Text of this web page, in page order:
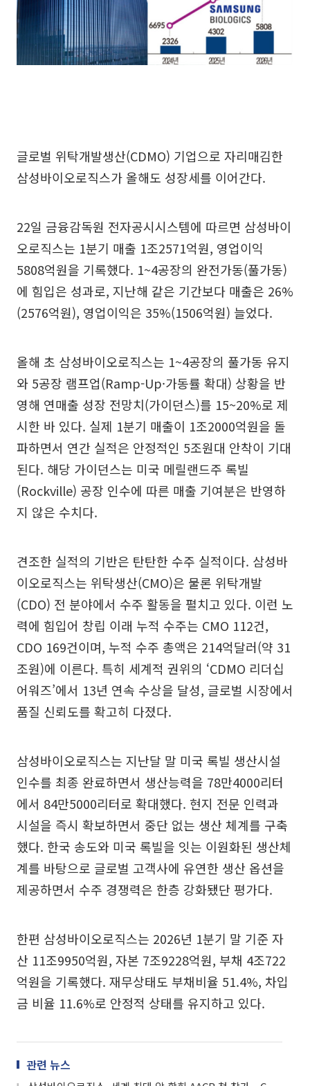
글로벌 위탁개발생산(CDMO) 기업으로 자리매김한
삼성바이오로직스가 올해도 성장세를 이어간다.
22일 금융감독원 전자공시시스템에 따르면 삼성바이
오로직스는 1분기 매출 1조2571억원, 영업이익
5808억원을 기록했다. 1~4공장의 완전가동(풀가동)
에 힘입은 성과로, 지난해 같은 기간보다 매출은 26%
(2576억원), 영업이익은 35%(1506억원) 늘었다.
올해 초 삼성바이오로직스는 1~4공장의 풀가동 유지
와 5공장 램프업(Ramp-Up·가동률 확대) 상황을 반
영해 연매출 성장 전망치(가이던스)를 15~20%로 제
시한 바 있다. 실제 1분기 매출이 1조2000억원을 돌
파하면서 연간 실적은 안정적인 5조원대 안착이 기대
된다. 해당 가이던스는 미국 메릴랜드주 록빌
(Rockville) 공장 인수에 따른 매출 기여분은 반영하
지 않은 수치다.
견조한 실적의 기반은 탄탄한 수주 실적이다. 삼성바
이오로직스는 위탁생산(CMO)은 물론 위탁개발
(CDO) 전 분야에서 수주 활동을 펼치고 있다. 이런 노
력에 힘입어 창립 이래 누적 수주는 CMO 112건,
CDO 169건이며, 누적 수주 총액은 214억달러(약 31
조원)에 이른다. 특히 세계적 권위의 ‘CDMO 리더십
어워즈’에서 13년 연속 수상을 달성, 글로벌 시장에서
품질 신뢰도를 확고히 다졌다.
삼성바이오로직스는 지난달 말 미국 록빌 생산시설
인수를 최종 완료하면서 생산능력을 78만4000리터
에서 84만5000리터로 확대했다. 현지 전문 인력과
시설을 즉시 확보하면서 중단 없는 생산 체계를 구축
했다. 한국 송도와 미국 록빌을 잇는 이원화된 생산체
계를 바탕으로 글로벌 고객사에 유연한 생산 옵션을
제공하면서 수주 경쟁력은 한층 강화됐단 평가다.
한편 삼성바이오로직스는 2026년 1분기 말 기준 자
산 11조9950억원, 자본 7조9228억원, 부채 4조722
억원을 기록했다. 재무상태도 부채비율 51.4%, 차입
금 비율 11.6%로 안정적 상태를 유지하고 있다.
관련 뉴스